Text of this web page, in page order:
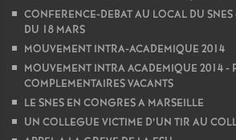
CONFERENCE-DEBAT AU LOCAL DU
DU 18 MARS
MOUVEMENT INTRA-ACADEMIQUE 2014
MOUVEMENT INTRA ACADEMIQUE 2014 -
COMPLEMENTAIRES VACANTS
LE SNES EN CONGRES A MARSEILLE
UN COLLEGUE VICTIME D’UN TIR AU